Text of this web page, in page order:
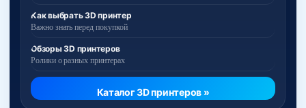
Как выбрать 3D принтер
Важно знать перед покупкой
Обзоры 3D принтеров
Ролики о разных принтерах
Каталог 3D принтеров »